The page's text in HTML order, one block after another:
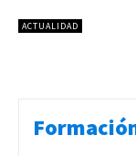
ACTUALIDAD